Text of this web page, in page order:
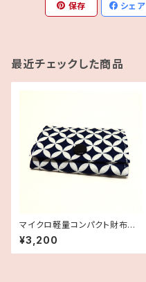
保存 シェア
最近チェックした商品
マイクロ軽量コンパクト財布
ブルー
¥3,200